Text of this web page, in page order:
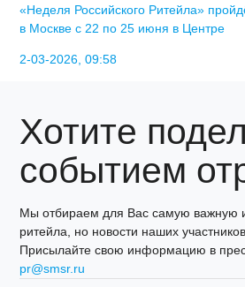
«Неделя Российского Ритейла»
в Москве с 22 по 25 июня в Центре
2-03-2026, 09:58
Хотите
событием
Мы отбираем для Вас самую важную
ритейла, но новости наших
Присылайте свою информацию в
pr@smsr.ru